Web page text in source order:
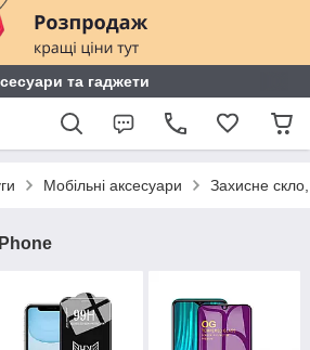
та гаджети
Мобільні аксесуари Захисне скло,